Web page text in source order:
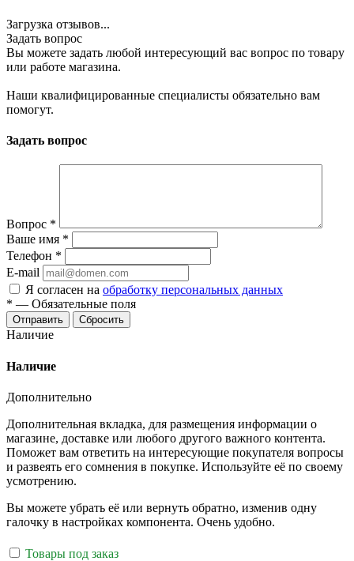
Загрузка отзывов...
Задать вопрос
Вы можете задать любой интересующий вас вопрос по товару
или работе магазина.
Наши квалифицированные специалисты обязательно вам
помогут.
Задать вопрос
Вопрос *
Ваше имя *
Телефон *
E-mail
Я согласен на обработку персональных данных
* — Обязательные поля
Отправить Сбросить
Наличие
Наличие
Дополнительно
Дополнительная вкладка, для размещения информации о
магазине, доставке или любого другого важного контента.
Поможет вам ответить на интересующие покупателя вопросы
и развеять его сомнения в покупке. Используйте её по своему
усмотрению.
Вы можете убрать её или вернуть обратно, изменив одну
галочку в настройках компонента. Очень удобно.
Товары под заказ